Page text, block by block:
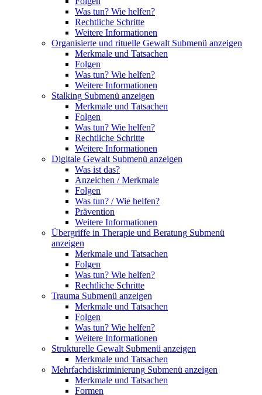
Was tun? Wie helfen?
Rechtliche Schritte
Weitere Informationen
Organisierte und rituelle Gewalt Submenü anzeigen
Merkmale und Tatsachen
Folgen
Was tun? Wie helfen?
Weitere Informationen
Stalking Submenü anzeigen
Merkmale und Tatsachen
Folgen
Was tun? Wie helfen?
Rechtliche Schritte
Weitere Informationen
Digitale Gewalt Submenü anzeigen
Was ist das?
Anzeichen / Merkmale
Folgen
Was tun? / Wie helfen?
Prävention
Weitere Informationen
Übergriffe in Therapie und Beratung Submenü
anzeigen
Merkmale und Tatsachen
Folgen
Was tun? Wie helfen?
Rechtliche Schritte
Trauma Submenü anzeigen
Merkmale und Tatsachen
Folgen
Was tun? Wie helfen?
Weitere Informationen
Strukturelle Gewalt Submenü anzeigen
Merkmale und Tatsachen
Mehrfachdiskriminierung Submenü anzeigen
Merkmale und Tatsachen
Formen